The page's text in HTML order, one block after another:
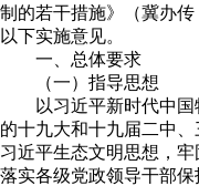
制的若干措施》（冀办传
以下实施意见。
一、总体要求
（一）指导思想
以习近平新时代中
的十九大和十九届二中
习近平生态文明思想，
落实各级党政领导干部保